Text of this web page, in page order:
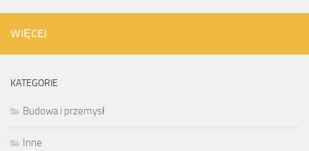
WIĘCEJ
KATEGORIE
Budowa i przemysł
Inne